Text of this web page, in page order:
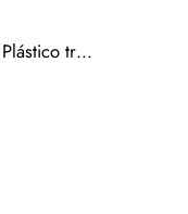
Mantel Lámina de Plástico transparente por metros | Protector de Mesa y Lámina para Manualidades | 100x140cm – 0,20 mm